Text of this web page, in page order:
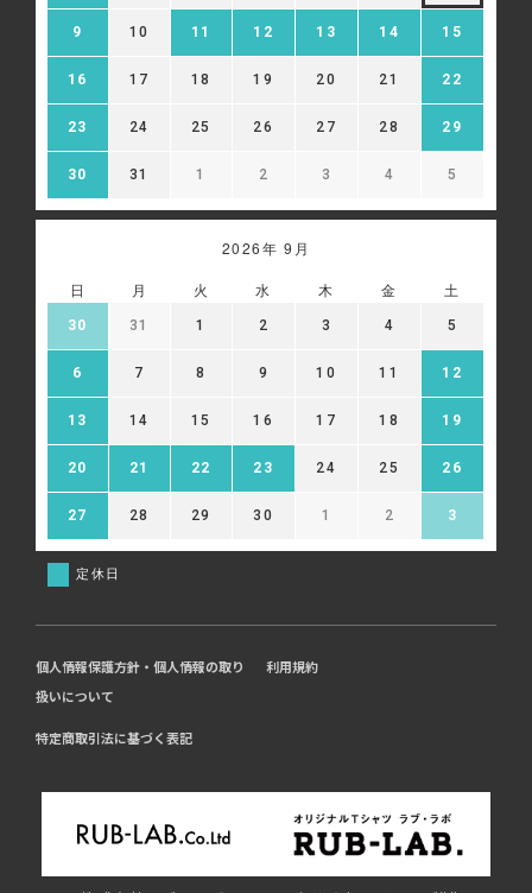
9 10 11 12 13 14 15
16 17 18 19 20 21 22
23 24 25 26 27 28 29
30 31 1 2 3 4 5
2026年 9月
日 月 火 水 木 金 土
30 31 1 2 3 4 5
6 7 8 9 10 11 12
13 14 15 16 17 18 19
20 21 22 23 24 25 26
27 28 29 30 1 2 3
定休日
個人情報保護方針・個人情報の取り
扱いについて
利用規約
特定商取引法に基づく表記